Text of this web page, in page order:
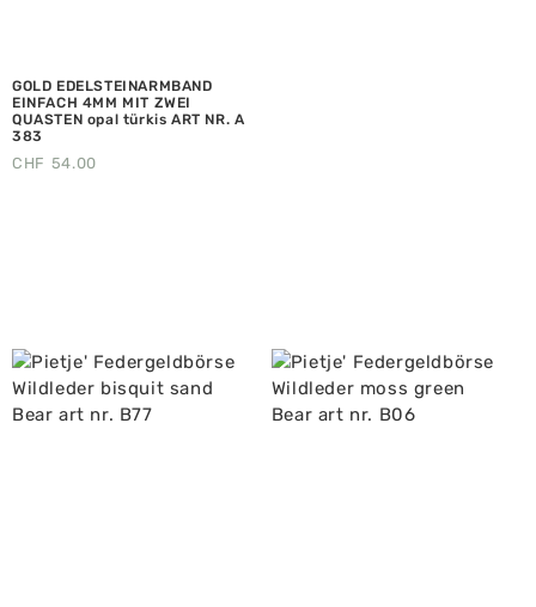
GOLD EDELSTEINARMBAND
EINFACH 4MM MIT ZWEI
QUASTEN opal türkis ART NR. A
383
CHF 54.00